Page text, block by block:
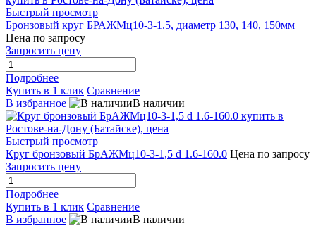
Быстрый просмотр
Бронзовый круг БРАЖМц10-3-1.5, диаметр 130, 140, 150мм
Цена по запросу
Запросить цену
Подробнее
Купить в 1 клик Сравнение
В избранное
В наличии
Быстрый просмотр
Круг бронзовый БрАЖМц10-3-1,5 d 1.6-160.0 Цена по запросу
Запросить цену
Подробнее
Купить в 1 клик Сравнение
В избранное
В наличии